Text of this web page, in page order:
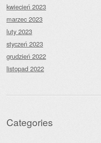
kwiecień 2023
marzec 2023
luty 2023
styczeń 2023
grudzień 2022
listopad 2022
Categories